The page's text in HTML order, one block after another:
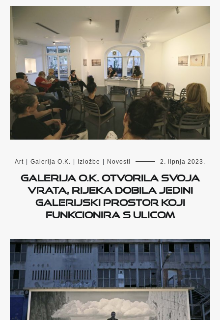
Art | Galerija O.K. | Izložbe | Novosti 2. lipnja 2023.
Galerija O.K. otvorila svoja
vrata, Rijeka dobila jedini
galerijski prostor koji
funkcionira s ulicom